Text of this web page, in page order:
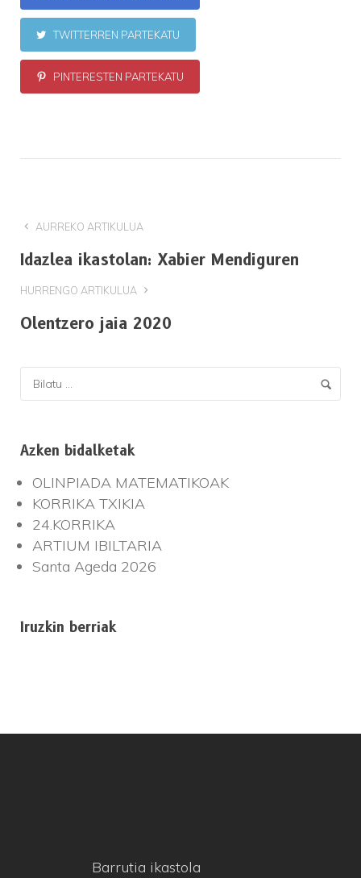
TWITTERREN PARTEKATU
PINTERESTEN PARTEKATU
AURREKO ARTIKULUA
Idazlea ikastolan: Xabier Mendiguren
HURRENGO ARTIKULUA
Olentzero jaia 2020
Azken bidalketak
OLINPIADA MATEMATIKOAK
KORRIKA TXIKIA
24.KORRIKA
ARTIUM IBILTARIA
Santa Ageda 2026
Iruzkin berriak
Barrutia ikastola